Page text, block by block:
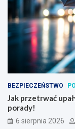
BEZPIECZEŃSTWO
Jak przetrwać
porady!
6 sierpnia 2026